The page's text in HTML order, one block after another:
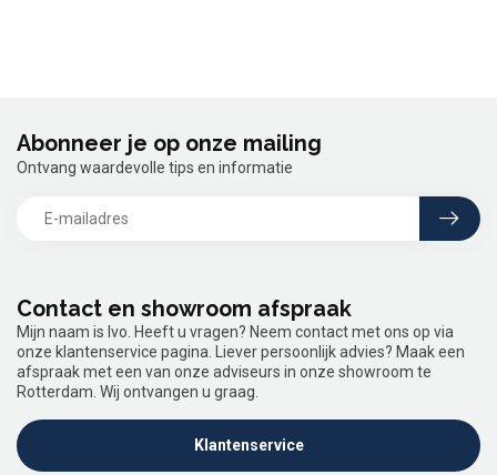
Contact en showroom afspraak
Mijn naam is Ivo. Heeft u vragen? Neem contact met ons op via
onze klantenservice pagina. Liever persoonlijk advies? Maak een
afspraak met een van onze adviseurs in onze showroom te
Rotterdam. Wij ontvangen u graag.
Klantenservice
Abonneer je op onze mailing
Ontvang waardevolle tips en informatie